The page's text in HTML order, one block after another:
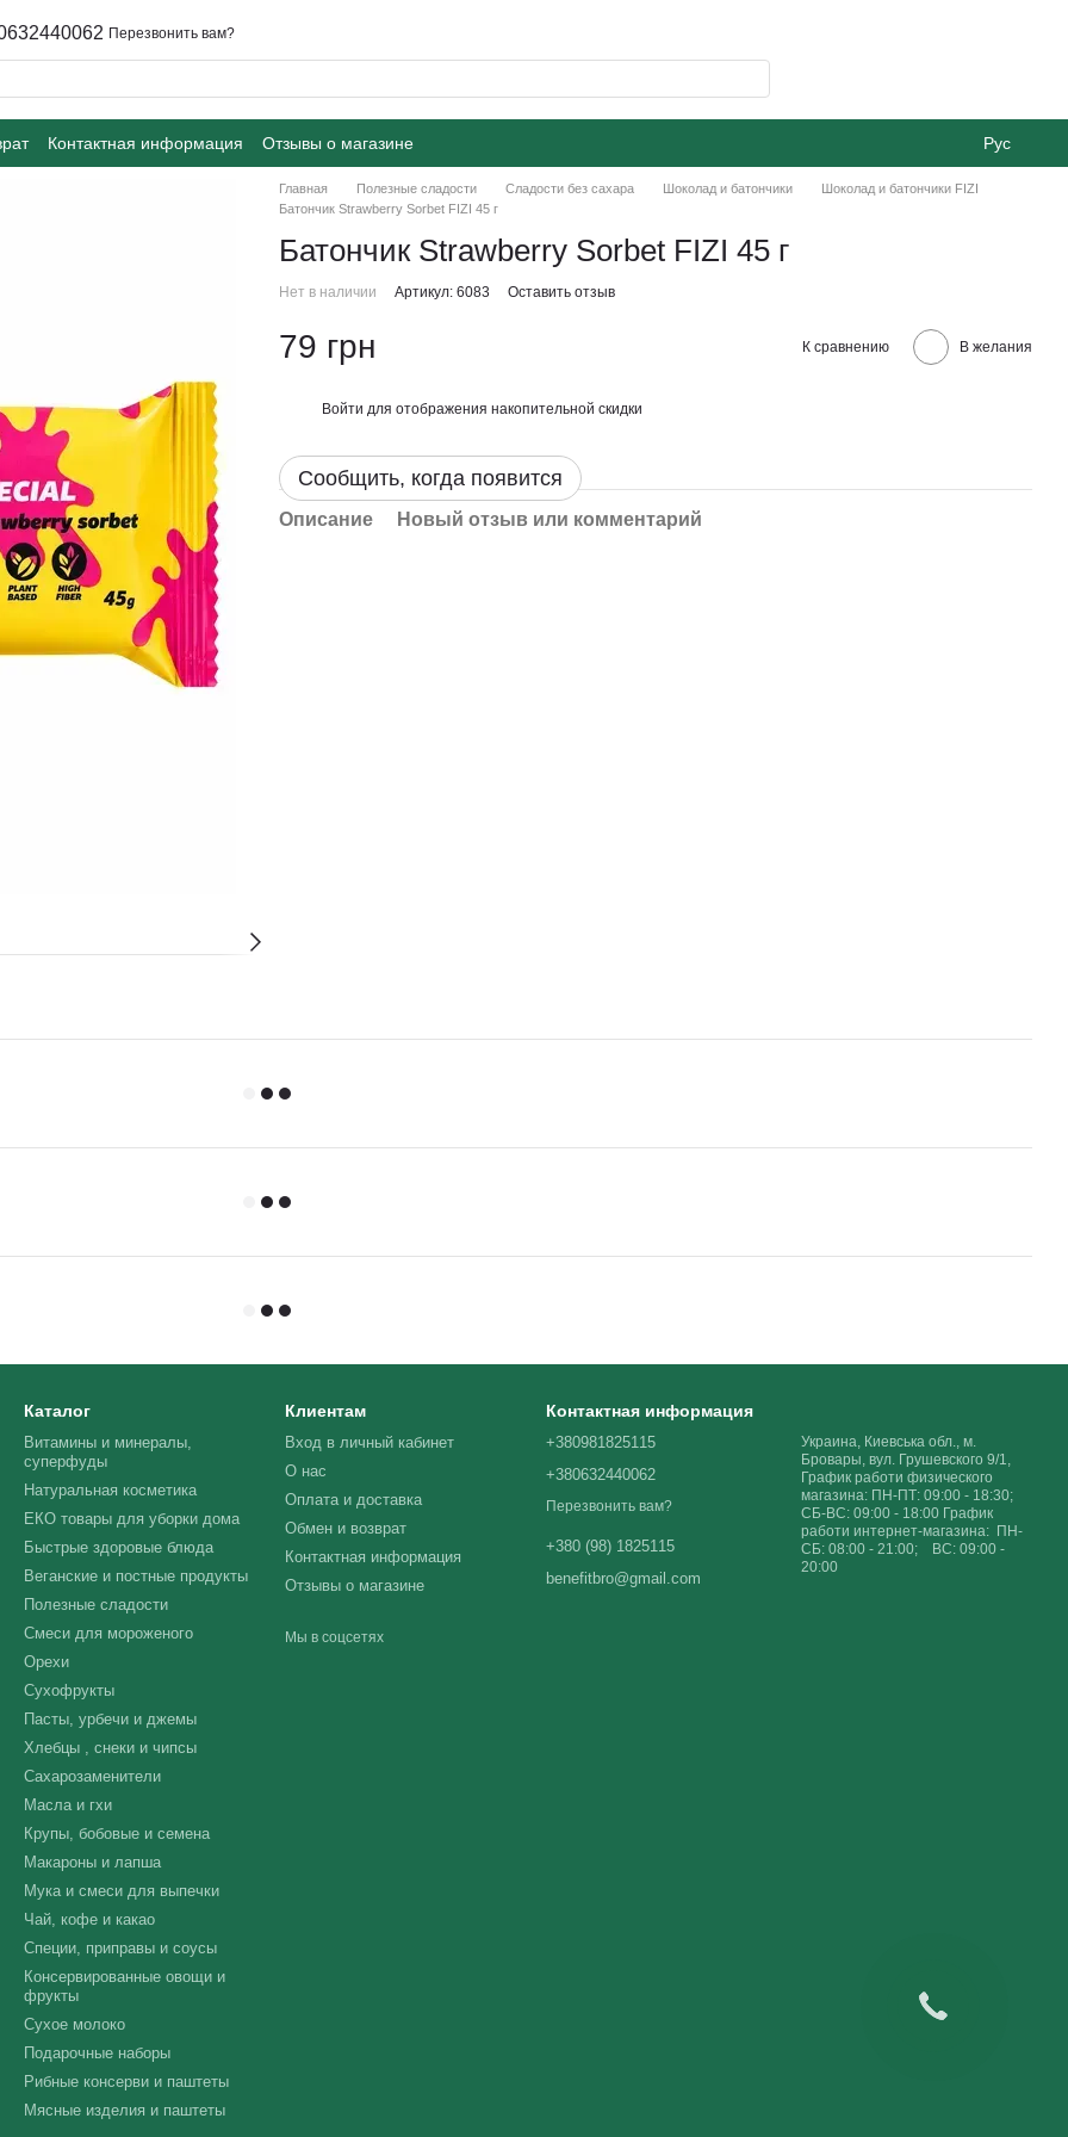
Перезвонить вам?
Контактная информация Отзывы о магазине Рус
Главная Полезные сладости Сладости без сахара Шоколад и батончики
Шоколад и батончики FIZI
Батончик Strawberry Sorbet FIZI 45 г
Батончик Strawberry Sorbet FIZI 45 г
Нет в наличии Артикул: 6083 Оставить отзыв
79 грн К сравнению В желания
Войти для отображения накопительной скидки
Сообщить, когда появится
Описание Новый отзыв или комментарий
Каталог
Витамины и минералы,
суперфуды
Натуральная косметика
ЕКО товары для уборки дома
Быстрые здоровые блюда
Веганские и постные продукты
Полезные сладости
Смеси для мороженого
Орехи
Сухофрукты
Пасты, урбечи и джемы
Хлебцы , снеки и чипсы
Сахарозаменители
Масла и гхи
Крупы, бобовые и семена
Макароны и лапша
Мука и смеси для выпечки
Чай, кофе и какао
Специи, приправы и соусы
Консервированные овощи и
фрукты
Сухое молоко
Подарочные наборы
Рибные консерви и паштеты
Мясные изделия и паштеты
Клиентам
Вход в личный кабинет
О нас
Оплата и доставка
Обмен и возврат
Контактная информация
Отзывы о магазине
Мы в соцсетях
Контактная информация
+380981825115
+380632440062
Перезвонить вам?
+380 (98) 1825115
benefitbro@gmail.com
Украина, Киевська обл., м.
Бровары, вул. Грушевского 9/1,
График работи физического
магазина: ПН-ПТ: 09:00 - 18:30;
СБ-ВС: 09:00 - 18:00 График
работи интернет-магазина: ПН-
СБ: 08:00 - 21:00; ВС: 09:00 -
20:00